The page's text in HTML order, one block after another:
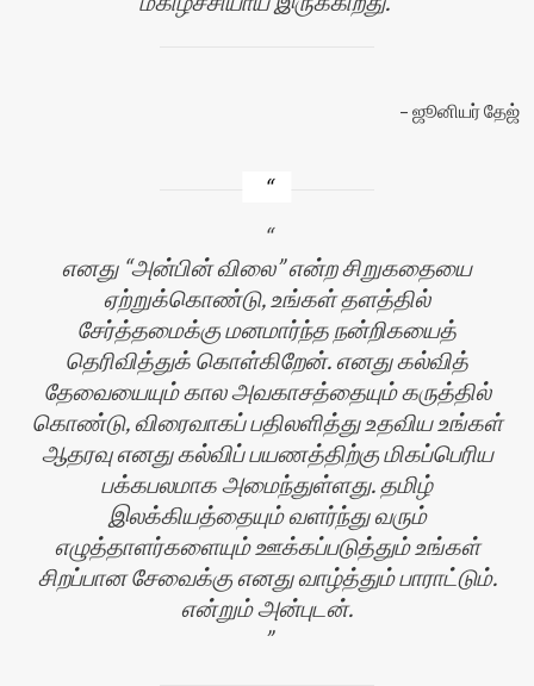
ஜூனியர் தேஜ்
எனது “அன்பின் விலை” என்ற சிறுகதையை
ஏற்றுக்கொண்டு, உங்கள் தளத்தில்
சேர்த்தமைக்கு மனமார்ந்த நன்றிகயைத்
தெரிவித்துக் கொள்கிறேன். எனது கல்வித்
தேவையையும் கால அவகாசத்தையும் கருத்தில்
கொண்டு, விரைவாகப் பதிலளித்து உதவிய உங்கள்
ஆதரவு எனது கல்விப் பயணத்திற்கு மிகப்பெரிய
பக்கபலமாக அமைந்துள்ளது. தமிழ்
இலக்கியத்தையும் வளர்ந்து வரும்
எழுத்தாளர்களையும் ஊக்கப்படுத்தும் உங்கள்
சிறப்பான சேவைக்கு எனது வாழ்த்தும் பாராட்டும்.
என்றும் அன்புடன்.